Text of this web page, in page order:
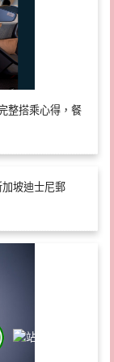
整搭乘心得，餐
坡迪士尼郵